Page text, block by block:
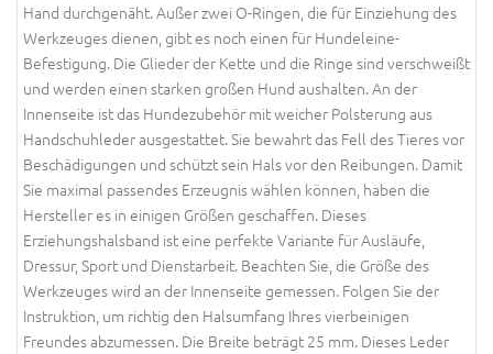
Hand durchgenäht. Außer zwei O-Ringen, die für Einziehung des
Werkzeuges dienen, gibt es noch einen für Hundeleine-
Befestigung. Die Glieder der Kette und die Ringe sind verschweißt
und werden einen starken großen Hund aushalten. An der
Innenseite ist das Hundezubehör mit weicher Polsterung aus
Handschuhleder ausgestattet. Sie bewahrt das Fell des Tieres vor
Beschädigungen und schützt sein Hals vor den Reibungen. Damit
Sie maximal passendes Erzeugnis wählen können, haben die
Hersteller es in einigen Größen geschaffen. Dieses
Erziehungshalsband ist eine perfekte Variante für Ausläufe,
Dressur, Sport und Dienstarbeit. Beachten Sie, die Größe des
Werkzeuges wird an der Innenseite gemessen. Folgen Sie der
Instruktion, um richtig den Halsumfang Ihres vierbeinigen
Freundes abzumessen. Die Breite beträgt 25 mm. Dieses Leder